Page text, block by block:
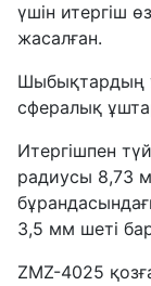
үшін итергіш
жасалған.
Шыбықтардың
сфералық
Итергішпен
радиусы 8,73
3,5 мм шеті
ZMZ-4025